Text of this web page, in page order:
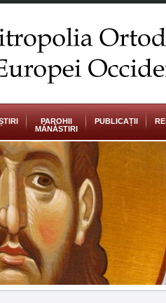
PAROHII
MĂNĂSTIRI
PUBLICAȚII